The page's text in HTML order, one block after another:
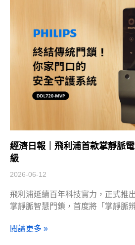
經濟日報｜飛利浦首款掌靜脈
級
2026-06-12
飛利浦延續百年科技實力，正式推
掌靜脈智慧門鎖，首度將「掌靜脈
閱讀更多 »